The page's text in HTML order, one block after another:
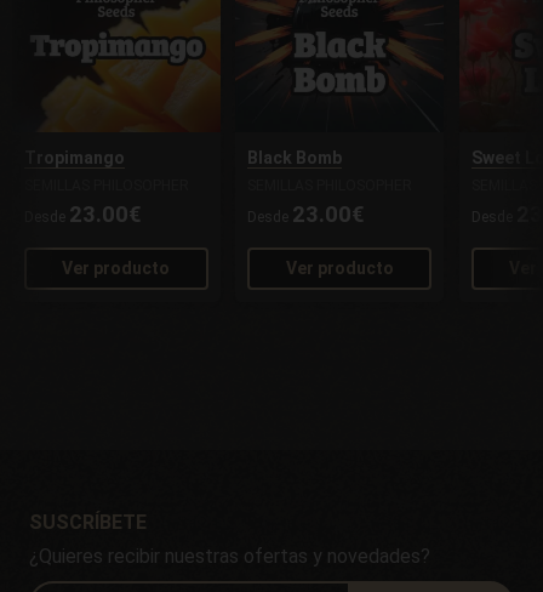
Tropimango
Desde 23.00€
Ver producto
Black Bomb
Desde 23.00€
Ver producto
Sweet
Desde
SUSCRÍBETE
¿Quieres recibir nuestras ofertas y novedades?